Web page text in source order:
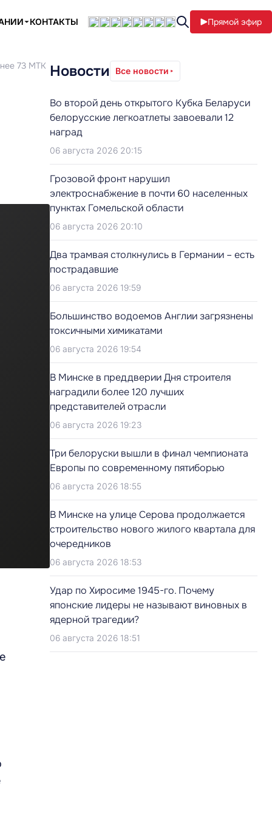
КОНТАКТЫ Прямой эфир
73 МТК Новости Все новости
Во второй день открытого Кубка Беларуси
белорусские легкоатлеты завоевали 12
наград
06 августа 2026 20:15
Грозовой фронт нарушил
электроснабжение в почти 60 населенных
пунктах Гомельской области
06 августа 2026 20:10
Два трамвая столкнулись в Германии – есть
пострадавшие
06 августа 2026 19:59
Большинство водоемов Англии загрязнены
токсичными химикатами
06 августа 2026 19:54
В Минске в преддверии Дня строителя
наградили более 120 лучших
представителей отрасли
06 августа 2026 19:23
Три белоруски вышли в финал чемпионата
Европы по современному пятиборью
06 августа 2026 18:55
В Минске на улице Серова продолжается
строительство нового жилого квартала для
очередников
06 августа 2026 18:53
Удар по Хиросиме 1945-го. Почему
японские лидеры не называют виновных в
ядерной трагедии?
06 августа 2026 18:51